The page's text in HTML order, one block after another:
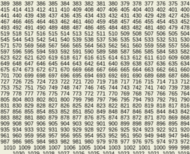
374
375
376
377
378
379
380
381
382
383
384
385
386
387
388
389
400
401
402
403
404
405
406
407
408
409
410
411
412
413
414
415
426
427
428
429
430
431
432
433
434
435
436
437
438
439
440
441
452
453
454
455
456
457
458
459
460
461
462
463
464
465
466
467
478
479
480
481
482
483
484
485
486
487
488
489
490
491
492
493
504
505
506
507
508
509
510
511
512
513
514
515
516
517
518
519
530
531
532
533
534
535
536
537
538
539
540
541
542
543
544
545
556
557
558
559
560
561
562
563
564
565
566
567
568
569
570
571
582
583
584
585
586
587
588
589
590
591
592
593
594
595
596
597
608
609
610
611
612
613
614
615
616
617
618
619
620
621
622
623
634
635
636
637
638
639
640
641
642
643
644
645
646
647
648
649
660
661
662
663
664
665
666
667
668
669
670
671
672
673
674
675
686
687
688
689
690
691
692
693
694
695
696
697
698
699
700
701
712
713
714
715
716
717
718
719
720
721
722
723
724
725
726
727
738
739
740
741
742
743
744
745
746
747
748
749
750
751
752
753
764
765
766
767
768
769
770
771
772
773
774
775
776
777
778
779
790
791
792
793
794
795
796
797
798
799
800
801
802
803
804
805
816
817
818
819
820
821
822
823
824
825
826
827
828
829
830
831
842
843
844
845
846
847
848
849
850
851
852
853
854
855
856
857
868
869
870
871
872
873
874
875
876
877
878
879
880
881
882
883
894
895
896
897
898
899
900
901
902
903
904
905
906
907
908
909
920
921
922
923
924
925
926
927
928
929
930
931
932
933
934
935
946
947
948
949
950
951
952
953
954
955
956
957
958
959
960
961
972
973
974
975
976
977
978
979
980
981
982
983
984
985
986
987
998
999
1000
1001
1002
1003
1004
1005
1006
1007
1008
1009
1010